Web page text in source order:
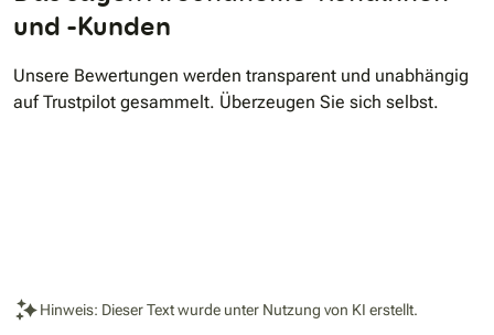
und -Kunden
Unsere Bewertungen werden transparent und unabhängig
auf Trustpilot gesammelt. Überzeugen Sie sich selbst.
Hinweis: Dieser Text wurde unter Nutzung von KI erstellt.